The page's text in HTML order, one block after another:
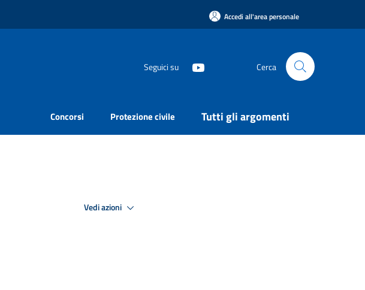
Accedi all'area personale
Seguici su Cerca
Concorsi Protezione civile Tutti gli argomenti
Vedi azioni